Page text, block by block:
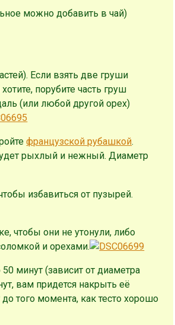
можно добавить в чай)
Если взять две груши
порубите часть груш
(или любой другой орех)
французской рубашкой.
рыхлый и нежный. Диаметр
избавиться от пузырей.
чтобы они не утонули, либо
и орехами.
минут (зависит от диаметра
вам придется накрыть её
того момента, как тесто хорошо